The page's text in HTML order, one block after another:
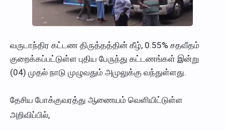
வருடாந்திர கட்டண திருத்தத்தின் கீழ், 0.55% சதவீதம்
குறைக்கப்பட்டுள்ள புதிய பேருந்து கட்டணங்கள் இன்று
(04) முதல் நாடு முழுவதும் அமுலுக்கு வந்துள்ளது.
தேசிய போக்குவரத்து ஆணையம் வெளியிட்டுள்ள
அறிவிப்பில்,